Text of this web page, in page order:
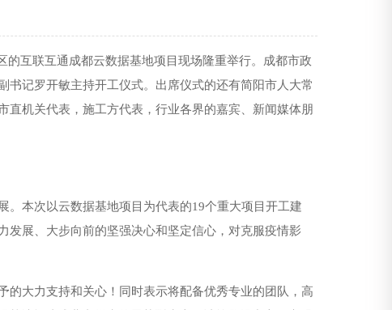
互联互通成都云数据基地项目现场隆重举行。成都市政
书记罗开敏主持开工仪式。出席仪式的还有简阳市人大常
机关代表，施工方代表，行业各界的嘉宾、新闻媒体朋
本次以云数据基地项目为代表的19个重大项目开工建
发展、大步向前的坚强决心和坚定信心，对克服疫情影
大力支持和关心！同时表示将配备优秀专业的团队，高